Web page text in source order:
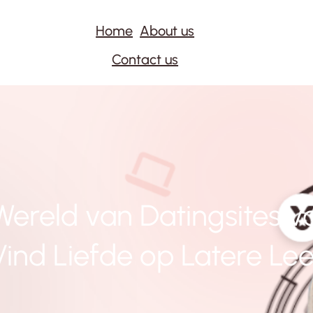
Home About us
Contact us
van Datingsites
Liefde op Latere